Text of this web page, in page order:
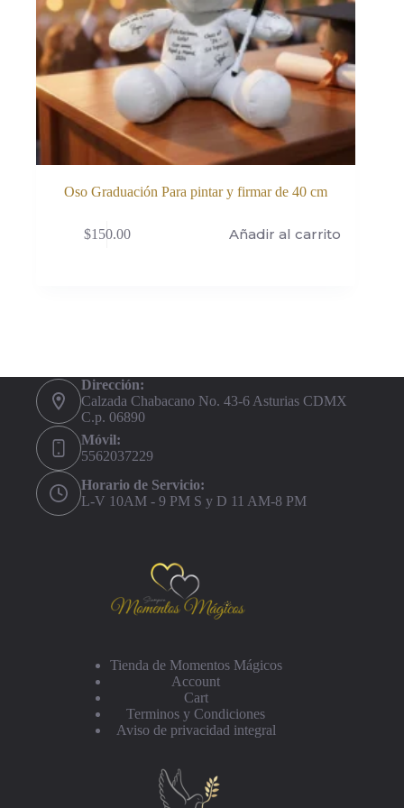
Oso Graduación Para pintar y firmar de 40 cm
$150.00 Añadir al carrito
Dirección:
Calzada Chabacano No. 43-6 Asturias CDMX
C.p. 06890
Móvil:
5562037229
Horario de Servicio:
L-V 10AM - 9 PM S y D 11 AM-8 PM
Tienda de Momentos Mágicos
Account
Cart
Terminos y Condiciones
Aviso de privacidad integral